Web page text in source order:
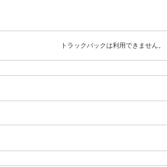
トラックバックは利用できません。